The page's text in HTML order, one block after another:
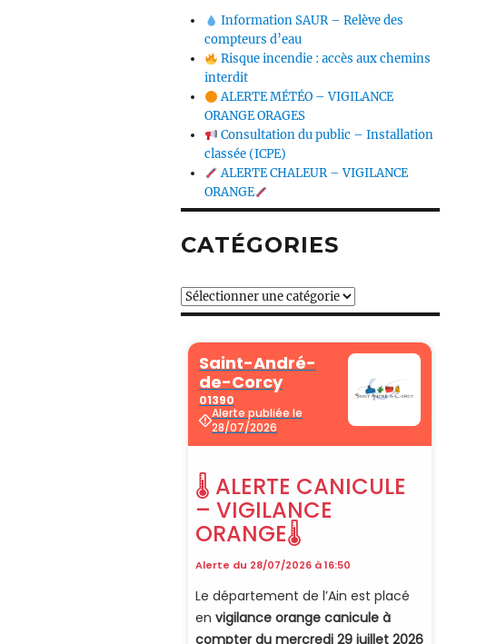
Information SAUR – Relève des
compteurs d’eau
Risque incendie : accès aux chemins
interdit
ALERTE MÉTÉO – VIGILANCE
ORANGE ORAGES
Consultation du public – Installation
classée (ICPE)
ALERTE CHALEUR – VIGILANCE
ORANGE
CATÉGORIES
Catégories